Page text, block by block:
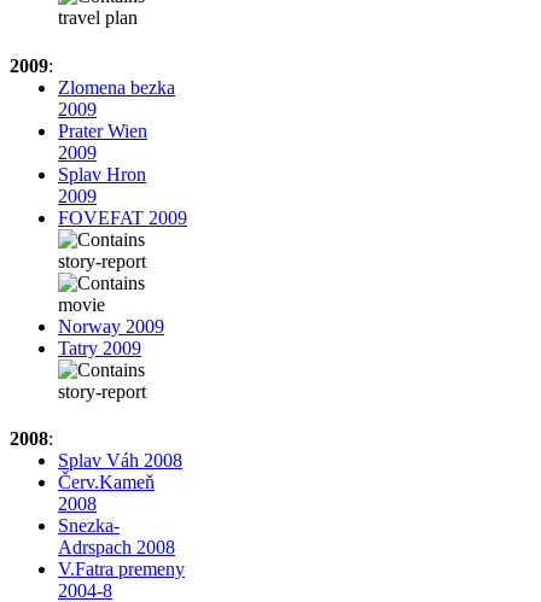
2009:
Zlomena bezka
2009
Prater Wien
2009
Splav Hron
2009
FOVEFAT 2009
Norway 2009
Tatry 2009
2008:
Splav Váh 2008
Červ.Kameň
2008
Snezka-
Adrspach 2008
V.Fatra premeny
2004-8